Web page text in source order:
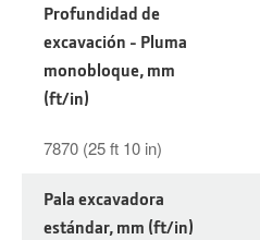
Profundidad de
excavación - Pluma
monobloque, mm
(ft/in)
7870 (25 ft 10 in)
Pala excavadora
estándar, mm (ft/in)